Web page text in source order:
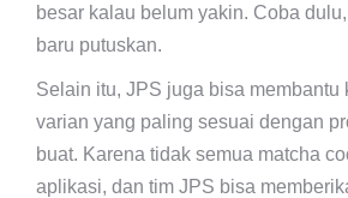
besar kalau belum yakin. Coba
baru putuskan.
Selain itu, JPS juga bisa membantu
varian yang paling sesuai dengan
buat. Karena tidak semua matcha
aplikasi, dan tim JPS bisa